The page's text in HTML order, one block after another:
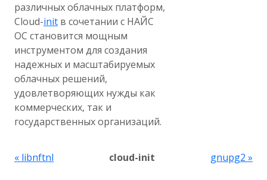
различных облачных платформ,
Cloud-init в сочетании с НАЙС
ОС становится мощным
инструментом для создания
надежных и масштабируемых
облачных решений,
удовлетворяющих нужды как
коммерческих, так и
государственных организаций.
« libnftnl cloud-init gnupg2 »